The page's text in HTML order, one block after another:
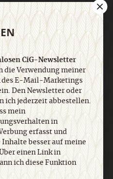
die Verwendung meiner
des E-Mail-Marketings
ein. Den Newsletter oder
ich jederzeit abbestellen.
dass mein
in
Werbung erfasst und
Inhalte besser auf meine
Über einen Link in
ich diese Funktion
Weiterführende
Sie in unseren
.
CiG-Newsletter
die Verwendung meiner
des E-Mail-Marketings
Den Newsletter oder
ich jederzeit abbestellen.
mein
in
erfasst und
besser auf meine
einen Link in
ich diese Funktion